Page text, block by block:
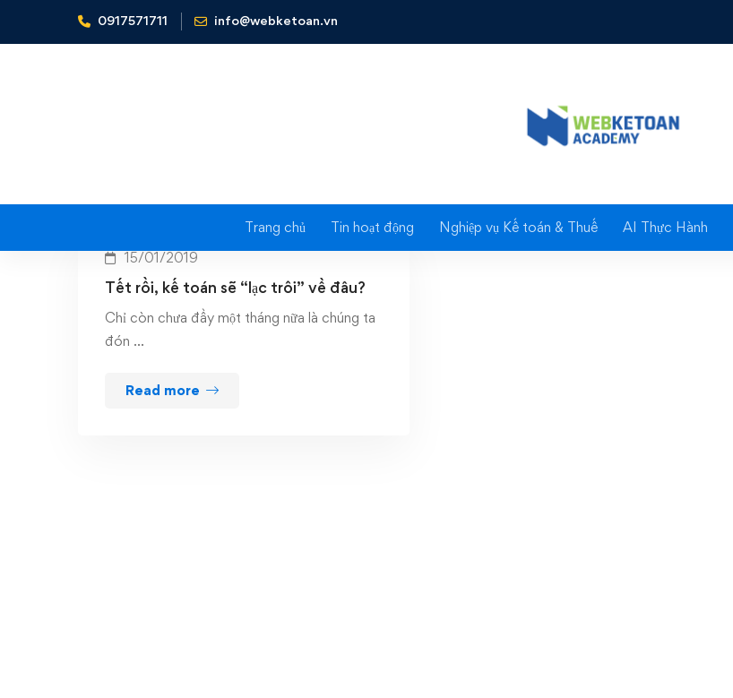
0917571711 info@webketoan.vn
Trang chủ Tin hoạt động Nghiệp vụ Kế toán & Thuế AI Thực Hành
Home tết của kế toán
15/01/2019
Tết rồi, kế toán sẽ “lạc trôi” về đâu?
Chỉ còn chưa đầy một tháng nữa là chúng ta
đón …
Read more